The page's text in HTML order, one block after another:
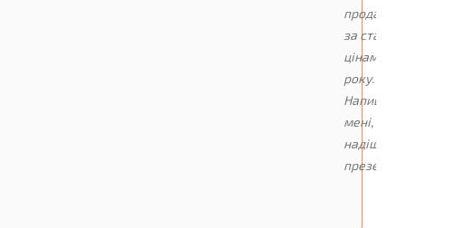
продаються
за старими
цінами 2024
року.
Напишіть
мені, я
надішлю
презентацію."